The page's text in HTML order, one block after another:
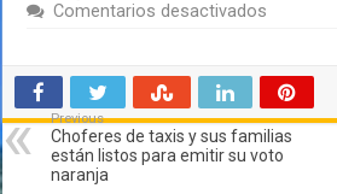
Comentarios desactivados
WA0008
Previous
Choferes de taxis y sus familias
están listos para emitir su voto
naranja